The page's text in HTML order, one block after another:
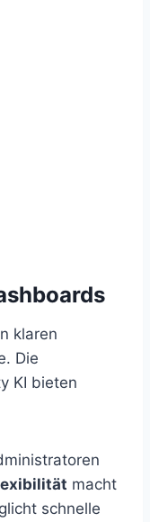
klaren
Die
KI bieten
macht
schnelle